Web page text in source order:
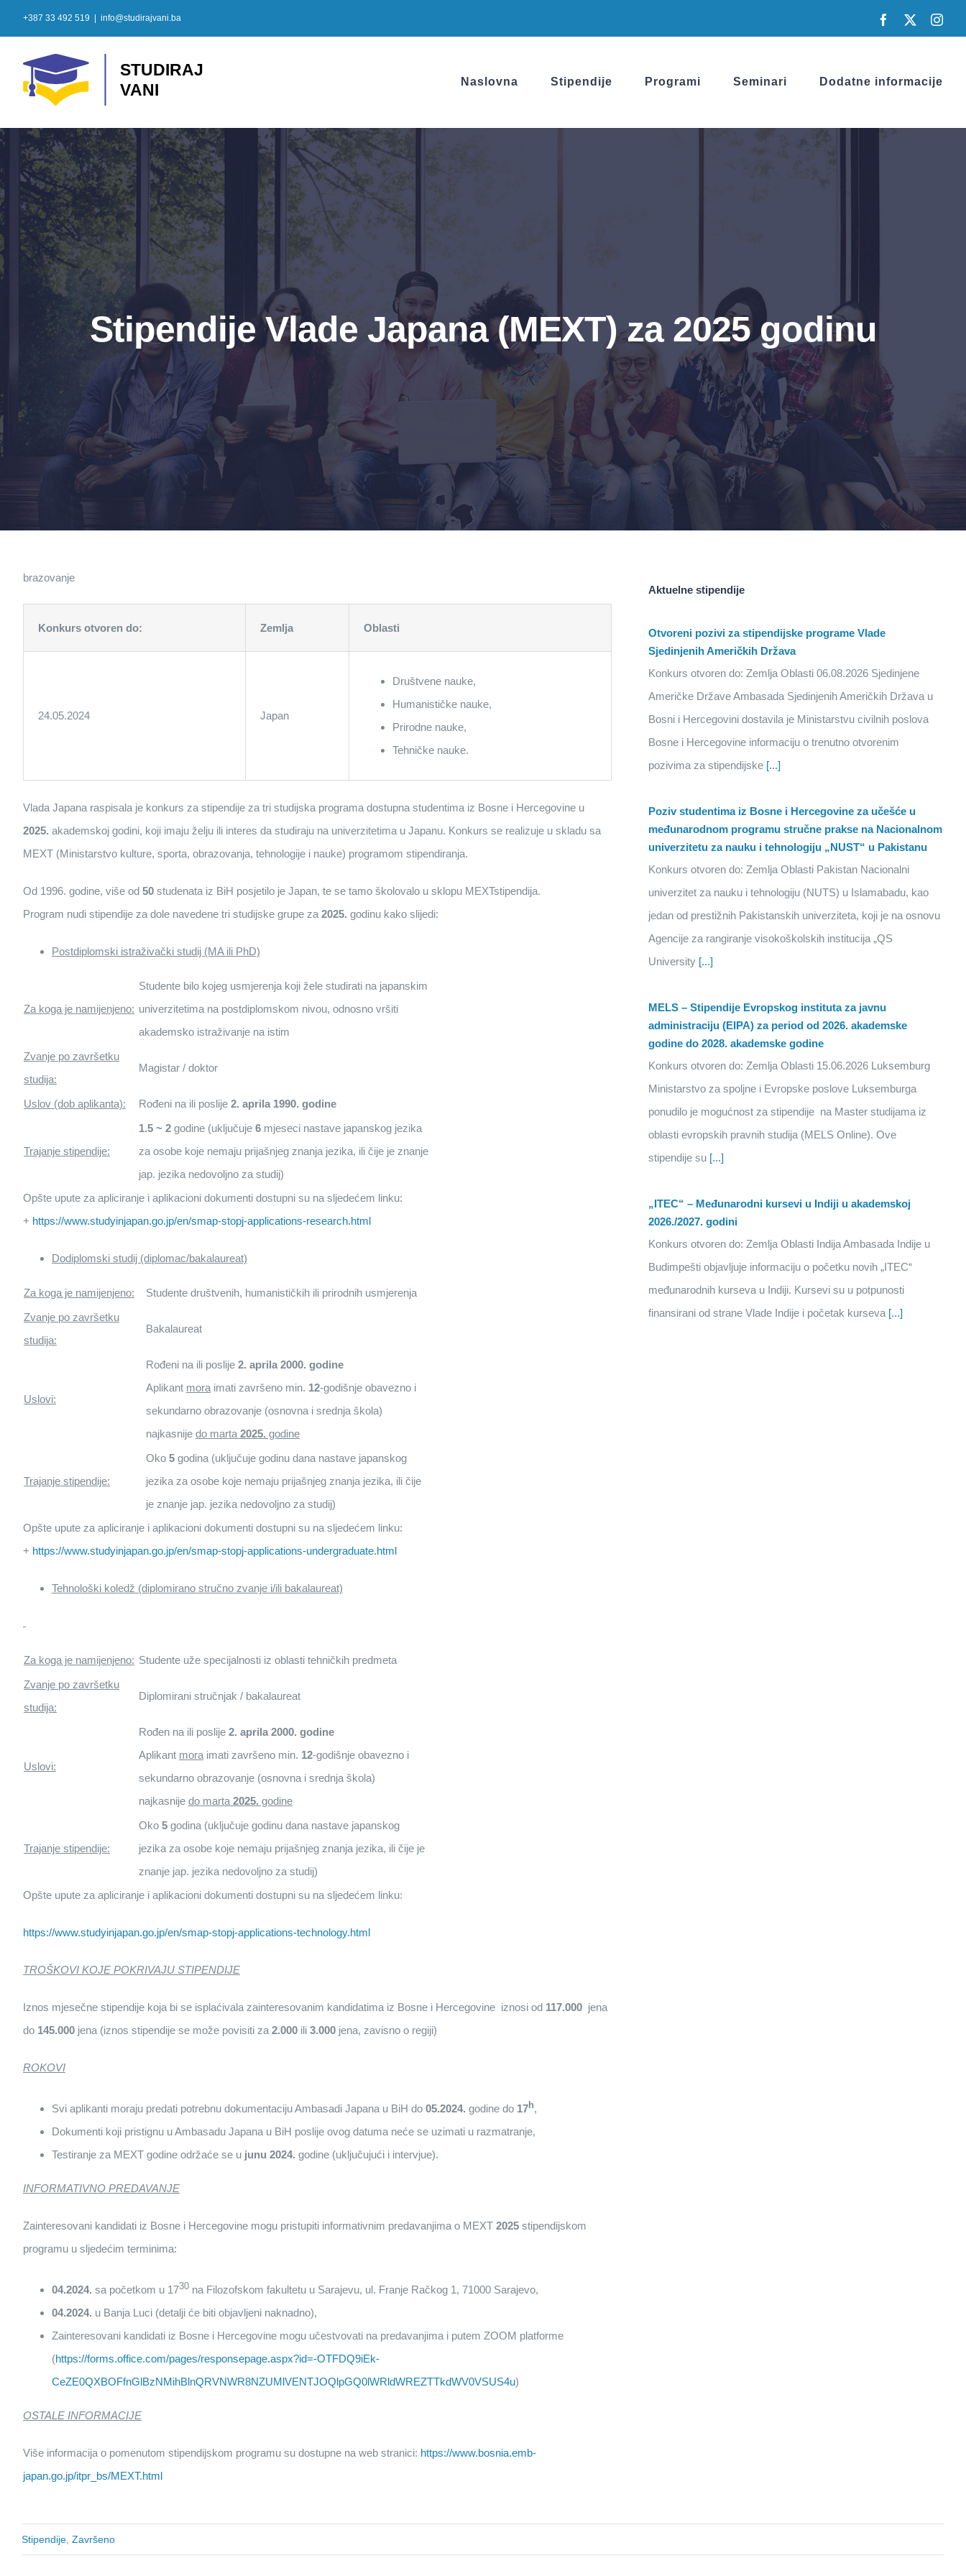
+387 33 492 519 info@studirajvani.ba Facebook
Naslovna Stipendije Programi Seminari Dodatne informacije
Stipendije Vlade Japana (MEXT) za 2025 godinu
brazovanje
Konkurs otvoren do: Zemlja Oblasti
24.05.2024 Japan
Društvene nauke,
Humanističke nauke,
Prirodne nauke,
Tehničke nauke.
Vlada Japana raspisala je konkurs za stipendije za tri studijska programa dostupna studentima iz Bosne i Hercegovine u
2025. akademskoj godini, koji imaju želju ili interes da studiraju na univerzitetima u Japanu. Konkurs se realizuje u skladu sa
MEXT (Ministarstvo kulture, sporta, obrazovanja, tehnologije i nauke) programom stipendiranja.
Od 1996. godine, više od 50 studenata iz BiH posjetilo je Japan, te se tamo školovalo u sklopu MEXTstipendija.
Program nudi stipendije za dole navedene tri studijske grupe za 2025. godinu kako slijedi:
Postdiplomski istraživački studij (MA ili PhD)
Za koga je namijenjeno:
Studente bilo kojeg usmjerenja koji žele studirati na japanskim
univerzitetima na postdiplomskom nivou, odnosno vršiti
akademsko istraživanje na istim
Zvanje po završetku
studija:
Magistar / doktor
Uslov (dob aplikanta): Rođeni na ili poslije 2. aprila 1990. godine
Trajanje stipendije:
1.5 ~ 2 godine (uključuje 6 mjeseci nastave japanskog jezika
za osobe koje nemaju prijašnjeg znanja jezika, ili čije je znanje
jap. jezika nedovoljno za studij)
Opšte upute za apliciranje i aplikacioni dokumenti dostupni su na sljedećem linku:
+ https://www.studyinjapan.go.jp/en/smap-stopj-applications-research.html
Dodiplomski studij (diplomac/bakalaureat)
Za koga je namijenjeno:
Studente društvenih, humanističkih ili prirodnih usmjerenja
Zvanje po završetku
studija:
Bakalaureat
Uslovi:
Rođeni na ili poslije 2. aprila 2000. godine
Aplikant mora imati završeno min. 12-godišnje obavezno i
sekundarno obrazovanje (osnovna i srednja škola)
najkasnije do marta 2025. godine
Trajanje stipendije:
Oko 5 godina (uključuje godinu dana nastave japanskog
jezika za osobe koje nemaju prijašnjeg znanja jezika, ili čije
je znanje jap. jezika nedovoljno za studij)
Opšte upute za apliciranje i aplikacioni dokumenti dostupni su na sljedećem linku:
+ https://www.studyinjapan.go.jp/en/smap-stopj-applications-undergraduate.html
Tehnološki koledž (diplomirano stručno zvanje i/ili bakalaureat)
Za koga je namijenjeno: Studente uže specijalnosti iz oblasti tehničkih predmeta
Zvanje po završetku
studija:
Diplomirani stručnjak / bakalaureat
Uslovi:
Rođen na ili poslije 2. aprila 2000. godine
Aplikant mora imati završeno min. 12-godišnje obavezno i
sekundarno obrazovanje (osnovna i srednja škola)
najkasnije do marta 2025. godine
Trajanje stipendije:
Oko 5 godina (uključuje godinu dana nastave japanskog
jezika za osobe koje nemaju prijašnjeg znanja jezika, ili čije je
znanje jap. jezika nedovoljno za studij)
Opšte upute za apliciranje i aplikacioni dokumenti dostupni su na sljedećem linku:
https://www.studyinjapan.go.jp/en/smap-stopj-applications-technology.html
TROŠKOVI KOJE POKRIVAJU STIPENDIJE
Iznos mjesečne stipendije koja bi se isplaćivala zainteresovanim kandidatima iz Bosne i Hercegovine iznosi od 117.000 jena
do 145.000 jena (iznos stipendije se može povisiti za 2.000 ili 3.000 jena, zavisno o regiji)
ROKOVI
Svi aplikanti moraju predati potrebnu dokumentaciju Ambasadi Japana u BiH do 05.2024. godine do 17h,
Dokumenti koji pristignu u Ambasadu Japana u BiH poslije ovog datuma neće se uzimati u razmatranje,
Testiranje za MEXT godine održaće se u junu 2024. godine (uključujući i intervjue).
INFORMATIVNO PREDAVANJE
Zainteresovani kandidati iz Bosne i Hercegovine mogu pristupiti informativnim predavanjima o MEXT 2025 stipendijskom
programu u sljedećim terminima:
04.2024. sa početkom u 1730 na Filozofskom fakultetu u Sarajevu, ul. Franje Račkog 1, 71000 Sarajevo,
04.2024. u Banja Luci (detalji će biti objavljeni naknadno),
Zainteresovani kandidati iz Bosne i Hercegovine mogu učestvovati na predavanjima i putem ZOOM platforme
(https://forms.office.com/pages/responsepage.aspx?id=-OTFDQ9iEk-
CeZE0QXBOFfnGlBzNMihBlnQRVNWR8NZUMlVENTJOQlpGQ0lWRldWREZTTkdWV0VSUS4u)
OSTALE INFORMACIJE
Više informacija o pomenutom stipendijskom programu su dostupne na web stranici: https://www.bosnia.emb-
japan.go.jp/itpr_bs/MEXT.html
Aktuelne stipendije
Otvoreni pozivi za stipendijske programe Vlade
Sjedinjenih Američkih Država
Konkurs otvoren do: Zemlja Oblasti 06.08.2026 Sjedinjene
Američke Države Ambasada Sjedinjenih Američkih Država u
Bosni i Hercegovini dostavila je Ministarstvu civilnih poslova
Bosne i Hercegovine informaciju o trenutno otvorenim
pozivima za stipendijske [...]
Poziv studentima iz Bosne i Hercegovine za učešće u
međunarodnom programu stručne prakse na Nacionalnom
univerzitetu za nauku i tehnologiju „NUST“ u Pakistanu
Konkurs otvoren do: Zemlja Oblasti Pakistan Nacionalni
univerzitet za nauku i tehnologiju (NUTS) u Islamabadu, kao
jedan od prestižnih Pakistanskih univerziteta, koji je na osnovu
Agencije za rangiranje visokoškolskih institucija „QS
University [...]
MELS – Stipendije Evropskog instituta za javnu
administraciju (EIPA) za period od 2026. akademske
godine do 2028. akademske godine
Konkurs otvoren do: Zemlja Oblasti 15.06.2026 Luksemburg
Ministarstvo za spoljne i Evropske poslove Luksemburga
ponudilo je mogućnost za stipendije na Master studijama iz
oblasti evropskih pravnih studija (MELS Online). Ove
stipendije su [...]
„ITEC“ – Međunarodni kursevi u Indiji u akademskoj
2026./2027. godini
Konkurs otvoren do: Zemlja Oblasti Indija Ambasada Indije u
Budimpešti objavljuje informaciju o početku novih „ITEC“
međunarodnih kurseva u Indiji. Kursevi su u potpunosti
finansirani od strane Vlade Indije i početak kurseva [...]
Stipendije Završeno